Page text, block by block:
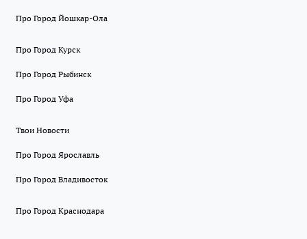
Про Город Йошкар-Ола
Про Город Курск
Про Город Рыбинск
Про Город Уфа
Твои Новости
Про Город Ярославль
Про Город Владивосток
Про Город Краснодара